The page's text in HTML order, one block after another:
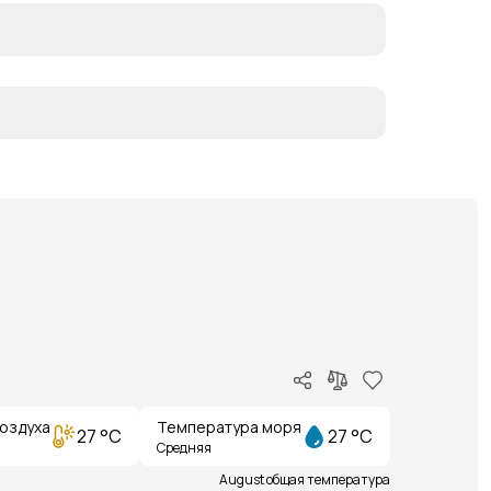
27 °C Температура моря
Средняя 27 °C
August общая температура